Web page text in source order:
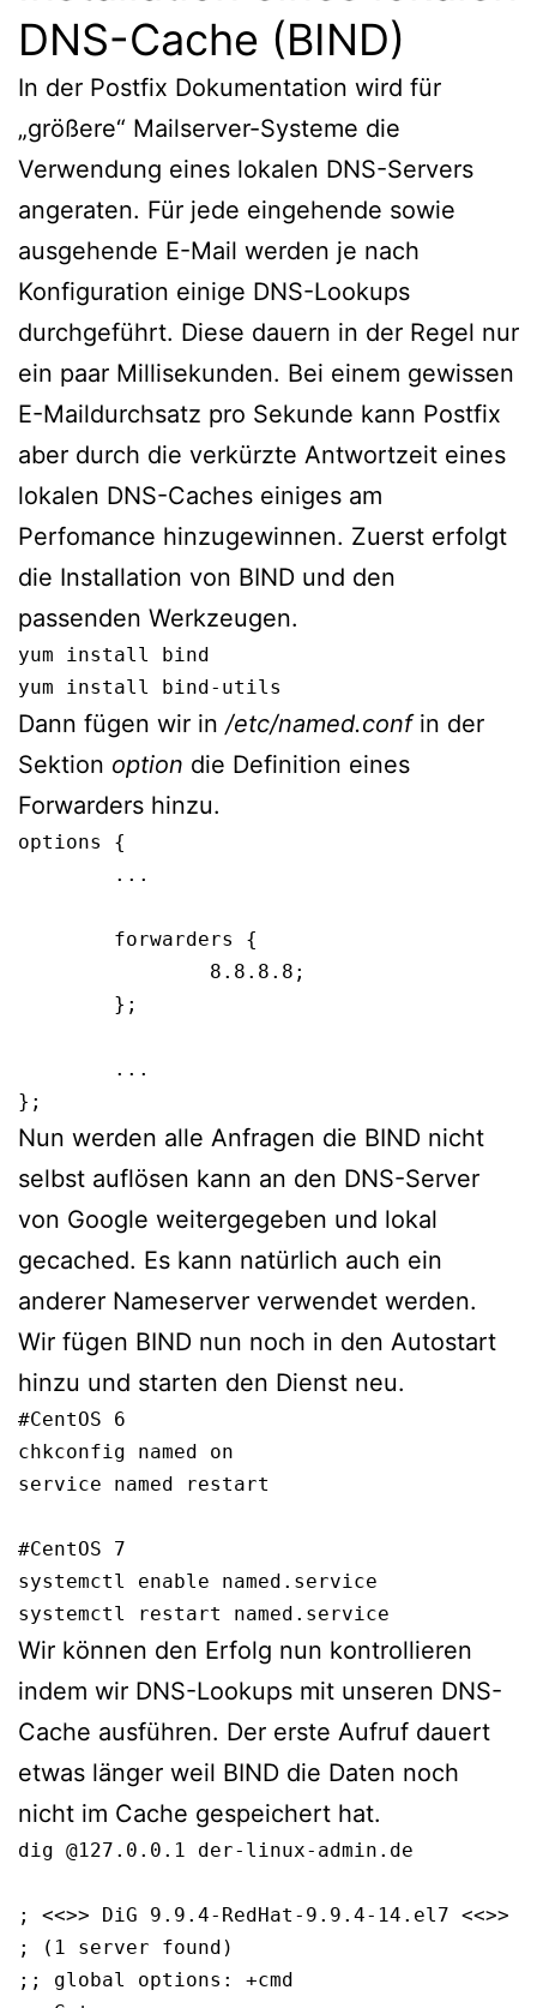
DNS-Cache (BIND)
In der Postfix Dokumentation wird für
„größere“ Mailserver-Systeme die
Verwendung eines lokalen DNS-Servers
angeraten. Für jede eingehende sowie
ausgehende E-Mail werden je nach
Konfiguration einige DNS-Lookups
durchgeführt. Diese dauern in der Regel nur
ein paar Millisekunden. Bei einem gewissen
E-Maildurchsatz pro Sekunde kann Postfix
aber durch die verkürzte Antwortzeit eines
lokalen DNS-Caches einiges am
Perfomance hinzugewinnen. Zuerst erfolgt
die Installation von BIND und den
passenden Werkzeugen.
yum install bind
yum install bind-utils
Dann fügen wir in /etc/named.confin der
Sektion option die Definition eines
Forwarders hinzu.
options {
        ...
        forwarders {
                8.8.8.8;
        };
        ...
};
Nun werden alle Anfragen die BIND nicht
selbst auflösen kann an den DNS-Server
von Google weitergegeben und lokal
gecached. Es kann natürlich auch ein
anderer Nameserver verwendet werden.
Wir fügen BIND nun noch in den Autostart
hinzu und starten den Dienst neu.
#CentOS 6
chkconfig named on
service named restart
#CentOS 7
systemctl enable named.service
systemctl restart named.service
Wir können den Erfolg nun kontrollieren
indem wir DNS-Lookups mit unseren DNS-
Cache ausführen. Der erste Aufruf dauert
etwas länger weil BIND die Daten noch
nicht im Cache gespeichert hat.
dig @127.0.0.1 der-linux-admin.de
; <<>> DiG 9.9.4-RedHat-9.9.4-14.el7 <<>>
; (1 server found)
;; global options: +cmd